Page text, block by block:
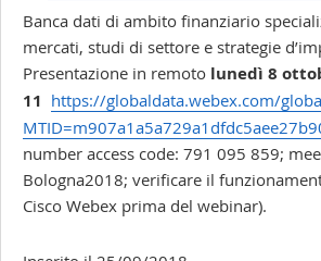
Banca dati di ambito finanziario
mercati, studi di settore e strategie
Presentazione in remoto lunedì 8
11 https://globaldata.webex.com/
number access code: 791 095 859;
Bologna2018; verificare il
Cisco Webex prima del webinar).